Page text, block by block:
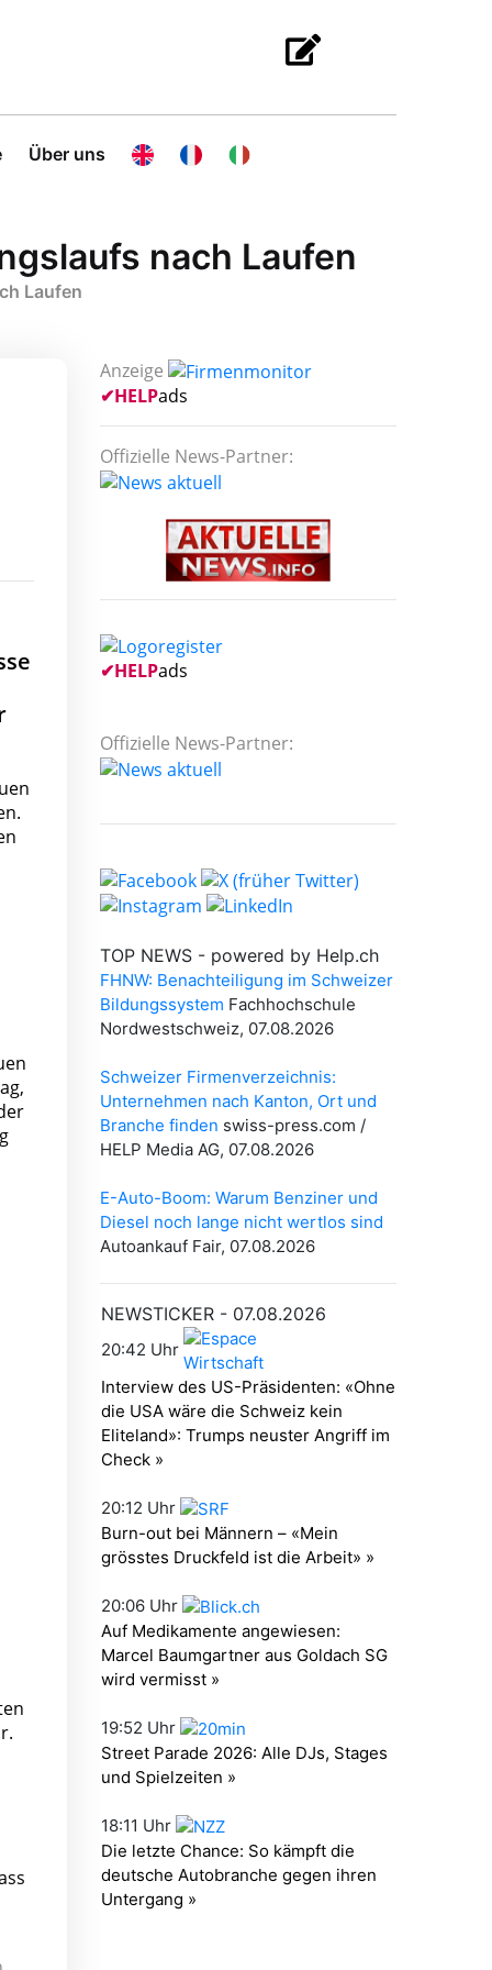
Über uns
nach Laufen
Laufen
Anzeige
✔HELPads
Offizielle News-Partner:
✔HELPads
Offizielle News-Partner: